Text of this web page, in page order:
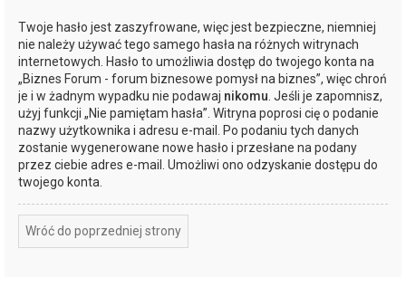
Twoje hasło jest zaszyfrowane, więc jest bezpieczne, niemniej
nie należy używać tego samego hasła na różnych witrynach
internetowych. Hasło to umożliwia dostęp do twojego konta na
„Biznes Forum - forum biznesowe pomysł na biznes”, więc chroń
je i w żadnym wypadku nie podawaj nikomu . Jeśli je zapomnisz,
użyj funkcji „Nie pamiętam hasła”. Witryna poprosi cię o podanie
nazwy użytkownika i adresu e-mail. Po podaniu tych danych
zostanie wygenerowane nowe hasło i przesłane na podany
przez ciebie adres e-mail. Umożliwi ono odzyskanie dostępu do
twojego konta.
Wróć do poprzedniej strony